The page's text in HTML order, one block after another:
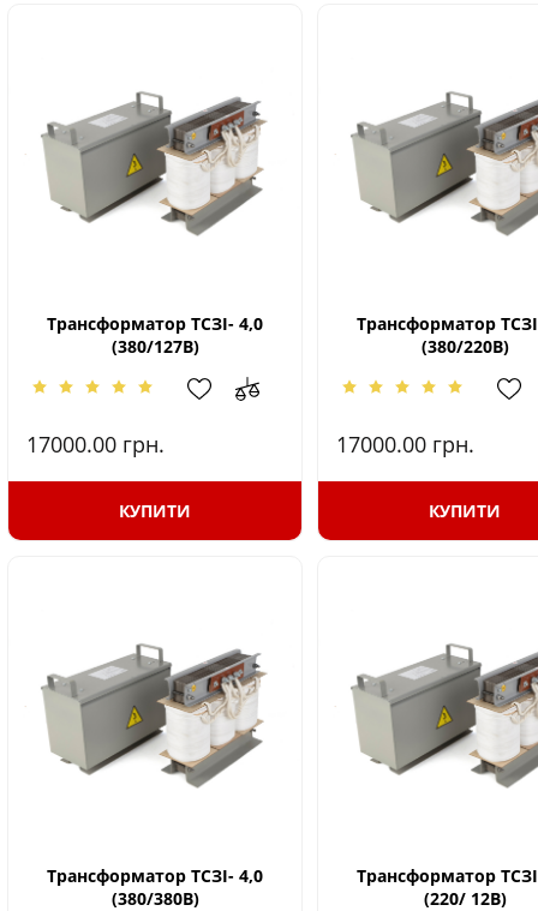
Трансформатор ТСЗІ- 4,0
(380/127В)
17000.00 грн.
КУПИТИ
Трансформатор
(380/220В)
17000.00 грн.
КУПИТИ
Трансформатор ТСЗІ- 4,0
(380/380В)
Трансформатор
(220/ 12В)